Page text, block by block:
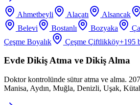
Ahmetbeyli Alaçatı Alsancak
Belevi
Bostanlı Bozyaka
Çeşme Boyalık
Çeşme Çiftlikköy+195
Evde Dikiş Atma ve Dikiş Alma
Doktor kontrolünde sütur atma ve alma.
Manisa, Aydın, Muğla, Denizli, Uşak,